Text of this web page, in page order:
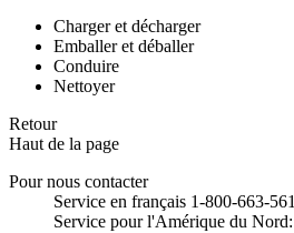
Charger et décharger
Emballer et déballer
Conduire
Nettoyer
Retour
Haut de la page
Pour nous contacter
Service en français 1-800-663-
Service pour l'Amérique du